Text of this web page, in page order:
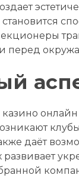
перед
даёт
развивает